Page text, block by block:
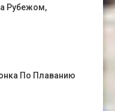
Рубежом,
По Плаванию